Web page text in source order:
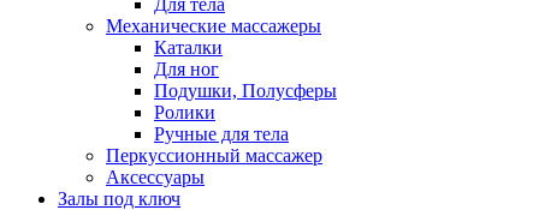
Для тела
Механические массажеры
Каталки
Для ног
Подушки, Полусферы
Ролики
Ручные для тела
Перкуссионный массажер
Аксессуары
Залы под ключ